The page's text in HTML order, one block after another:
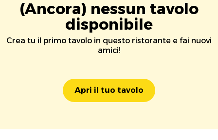
(Ancora) nessun tavolo
disponibile
Crea tu il primo tavolo in questo ristorante e fai nuovi
amici!
Apri il tuo tavolo